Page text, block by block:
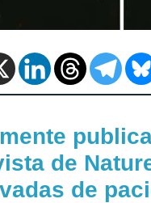
de
de